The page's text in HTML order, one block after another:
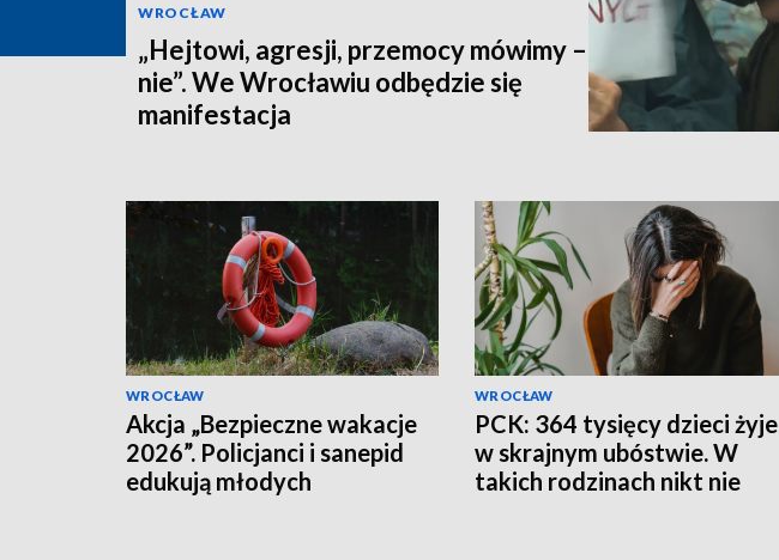
WROCŁAW
„Hejtowi, agresji, przemocy mówimy –
nie”. We Wrocławiu odbędzie się
manifestacja
WROCŁAW
Akcja „Bezpieczne wakacje
2026”. Policjanci i sanepid
edukują młodych
WROCŁAW
PCK: 364 tysięcy dzieci żyje
w skrajnym ubóstwie. W
takich rodzinach nikt nie